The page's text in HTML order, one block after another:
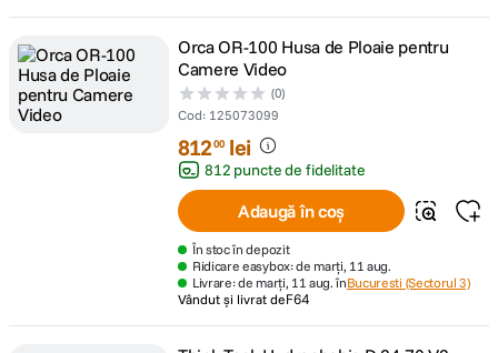
Orca OR-100 Husa de Ploaie pentru
Camere Video
(0)
Cod: 125073099
81200 lei
812 puncte de fidelitate
Adaugă în coș
În stoc în depozit
Ridicare easybox: de marți, 11 aug.
Livrare: de marți, 11 aug. înBucuresti (Sectorul 3)
Vândut și livrat deF64